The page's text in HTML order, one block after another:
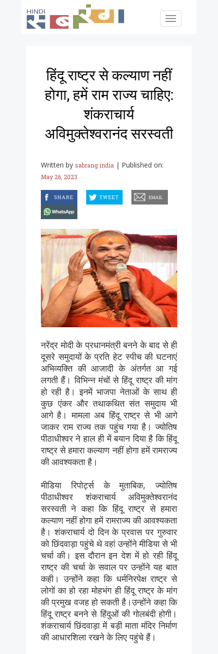
Toggle
हिंदू राष्ट्र से कल्याण नहीं
होगा, हमें राम राज्य चाहिए:
शंकराचार्य
अविमुक्तेश्वरानंद सरस्वती
Written by sabrang india | Published on:
May 26, 2023
नरेंद्र मोदी के प्रधानमंत्री बनने के बाद से ही
दूसरे समुदायों के प्रति हेट स्पीच की घटनाएं
अभिव्यक्ति की आजादी के अंतर्गत आ गई
लगती हैं। विभिन्न मंचों से हिंदू राष्ट्र की मांग
हो रही है। इनमें भाजपा नेताओं के साथ ही
कुछ एंकर और तथाकथित संत समुदाय भी
आगे है। मामला अब हिंदू राष्ट्र से भी आगे
जाकर राम राज्य तक पहुंच गया है। ज्योतिष
पीठाधीश्वर ने हाल ही में बयान दिया है कि हिंदू
राष्ट्र से हमारा कल्याण नहीं होगा हमें रामराज्य
की आवश्यकता है।
मीडिया रिपोर्ट्स के मुताबिक, ज्योतिष
पीठाधीश्वर शंकराचार्य अविमुक्तेश्वरानंद
सरस्वती ने कहा कि हिंदू राष्ट्र से हमारा
कल्याण नहीं होगा हमें रामराज्य की आवश्यकता
है। शंकराचार्य दो दिन के प्रवास पर गुरुवार
को छिंदवाड़ा पहुंचे थे वहां उन्होंने मीडिया से भी
चर्चा की। इस दौरान इन देश में हो रही हिंदू
राष्ट्र की चर्चा के सवाल पर उन्होंने यह बात
कही। उन्होंने कहा कि धर्मनिरपेक्ष राष्ट्र से
लोगों का हो रहा मोहभंग ही हिंदू राष्ट्र के मांग
की प्रमुख वजह हो सकती है।उन्होंने कहा कि
हिंदू राष्ट्र बनने से हिंदुओं की गोलबंदी होगी।
शंकराचार्य छिंदवाड़ा में बड़ी माता मंदिर निर्माण
की आधारशिला रखने के लिए पहुंचे हैं।